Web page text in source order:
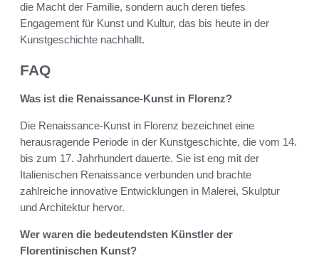
die Macht der Familie, sondern auch deren tiefes
Engagement für Kunst und Kultur, das bis heute in der
Kunstgeschichte nachhallt.
FAQ
Was ist die Renaissance-Kunst in Florenz?
Die Renaissance-Kunst in Florenz bezeichnet eine
herausragende Periode in der Kunstgeschichte, die vom 14.
bis zum 17. Jahrhundert dauerte. Sie ist eng mit der
Italienischen Renaissance verbunden und brachte
zahlreiche innovative Entwicklungen in Malerei, Skulptur
und Architektur hervor.
Wer waren die bedeutendsten Künstler der
Florentinischen Kunst?